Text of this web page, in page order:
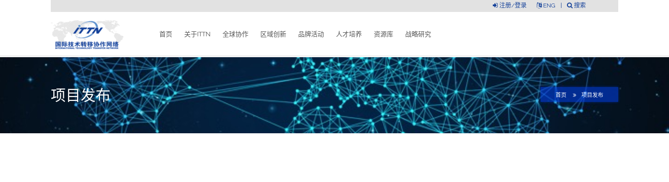
搜索
ENG
注册/登录
首页 关于ITTN 全球协作 区域创新 品牌活动 人才培养 资源库 战略研究
项目发布 首页 项目发布